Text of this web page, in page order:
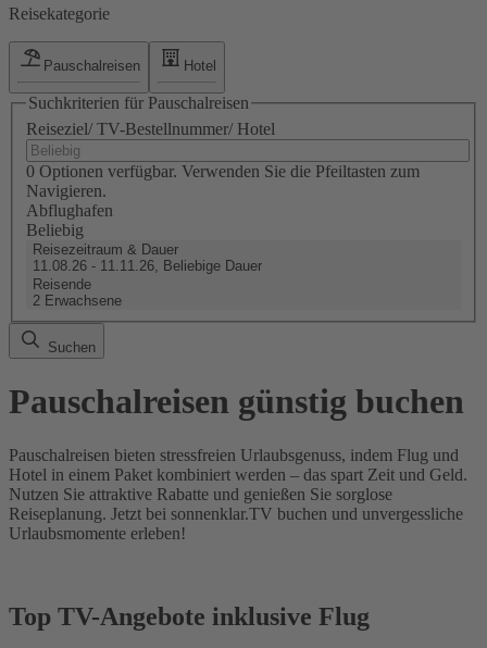
Reisekategorie
Pauschalreisen Hotel
Suchkriterien für Pauschalreisen
Reiseziel/ TV-Bestellnummer/ Hotel
0 Optionen verfügbar. Verwenden Sie die Pfeiltasten zum
Navigieren.
Abflughafen
Beliebig
Reisezeitraum & Dauer
11.08.26 - 11.11.26, Beliebige Dauer
Reisende
2 Erwachsene
Suchen
Pauschalreisen günstig buchen
Pauschalreisen bieten stressfreien Urlaubsgenuss, indem Flug und
Hotel in einem Paket kombiniert werden – das spart Zeit und Geld.
Nutzen Sie attraktive Rabatte und genießen Sie sorglose
Reiseplanung. Jetzt bei sonnenklar.TV buchen und unvergessliche
Urlaubsmomente erleben!
Top TV-Angebote inklusive Flug